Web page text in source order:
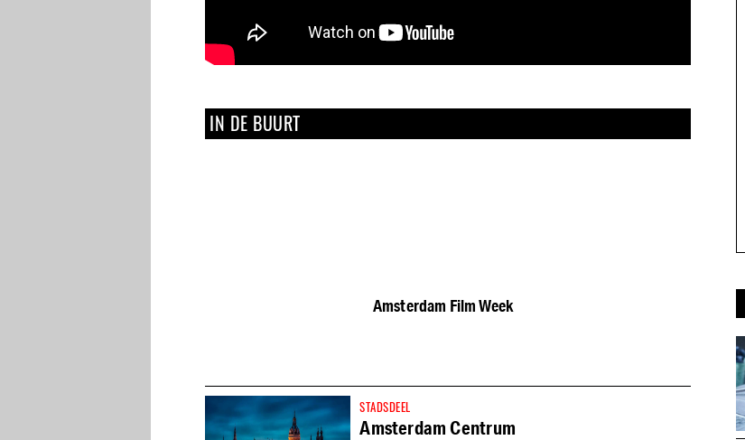
IN DE BUURT
Amsterdam Film Week
STADSDEEL
Amsterdam Centrum